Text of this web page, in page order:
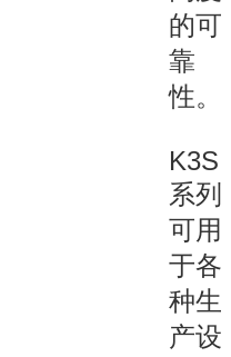
的可
靠
性。
K3S
系列
可用
于各
种生
产设